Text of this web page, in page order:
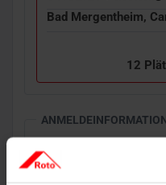
Bad Mergentheim,
12
VORNAME